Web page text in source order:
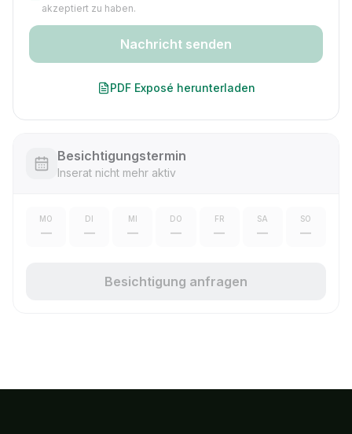
akzeptiert zu haben.
Nachricht senden
PDF Exposé herunterladen
Besichtigungstermin
Inserat nicht mehr aktiv
MO
—
DI
—
MI
—
DO
—
FR
—
SA
—
SO
—
Besichtigung anfragen